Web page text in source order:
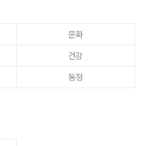
문화
건강
동정